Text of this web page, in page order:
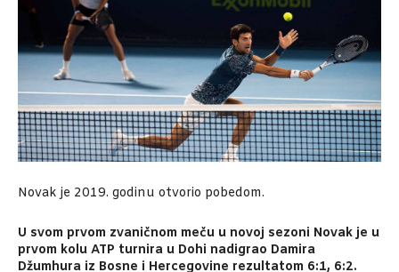
Novak je 2019. godinu otvorio pobedom.
U svom prvom zvaničnom meču u novoj sezoni Novak je u
prvom kolu ATP turnira u Dohi nadigrao Damira
Džumhura iz Bosne i Hercegovine rezultatom 6:1, 6:2.